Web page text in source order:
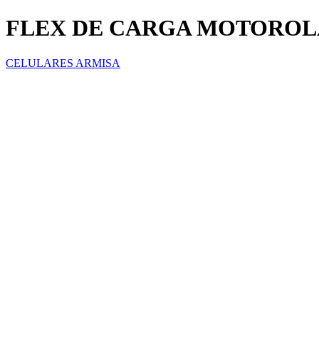
FLEX DE CARGA
CELULARES ARMISA